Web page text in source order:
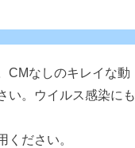
CMなしのキレイな動
い。ウイルス感染にも
ださい。